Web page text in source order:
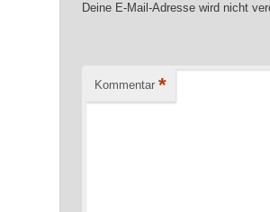
Deine E-Mail-Adresse wird nicht
Kommentar *